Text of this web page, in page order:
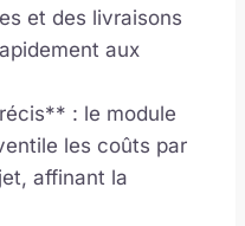
et des livraisons
aux
: le module
les coûts par
affinant la